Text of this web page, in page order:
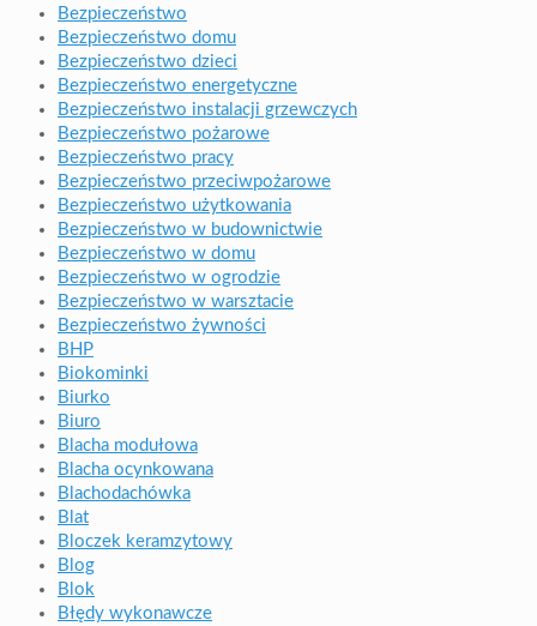
Bezpieczeństwo
Bezpieczeństwo domu
Bezpieczeństwo dzieci
Bezpieczeństwo energetyczne
Bezpieczeństwo instalacji grzewczych
Bezpieczeństwo pożarowe
Bezpieczeństwo pracy
Bezpieczeństwo przeciwpożarowe
Bezpieczeństwo użytkowania
Bezpieczeństwo w budownictwie
Bezpieczeństwo w domu
Bezpieczeństwo w ogrodzie
Bezpieczeństwo w warsztacie
Bezpieczeństwo żywności
BHP
Biokominki
Biurko
Biuro
Blacha modułowa
Blacha ocynkowana
Blachodachówka
Blat
Bloczek keramzytowy
Blog
Blok
Błędy wykonawcze